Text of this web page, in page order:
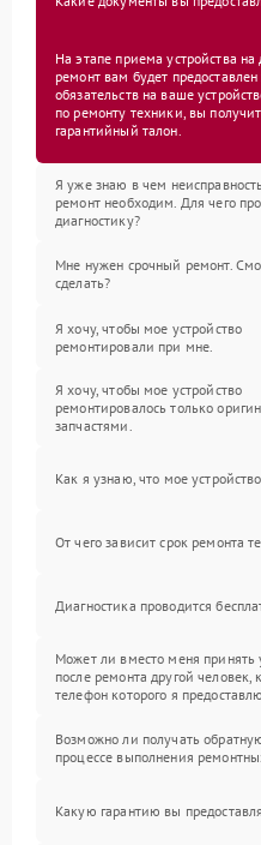
На этапе приема устройства
ремонт вам будет
обязательств на ваше
по ремонту техники, вы
гарантийный талон.
Я уже знаю в чем
ремонт необходим. Для чего
диагностику?
Мне нужен срочный ремонт.
сделать?
Я хочу, чтобы мое устройство
ремонтировали при мне.
Я хочу, чтобы мое устройство
ремонтировалось только
запчастями.
Как я узнаю, что мое
От чего зависит срок ремонта
Диагностика проводится
Может ли вместо меня принять
после ремонта другой человек,
телефон которого я
Возможно ли получать
процессе выполнения
Какую гарантию вы